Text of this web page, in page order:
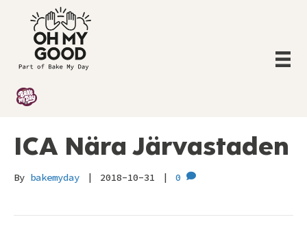
ICA Nära Järvastaden
By bakemyday | 2018-10-31 | 0